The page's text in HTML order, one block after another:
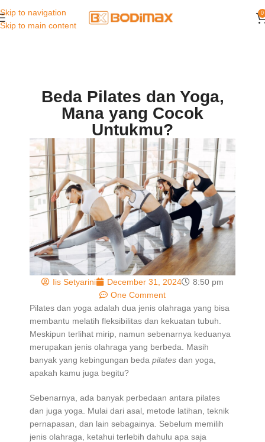
Skip to navigation
Skip to main content
0
Beda Pilates dan Yoga,
Mana yang Cocok
Untukmu?
Iis Setyarini December 31, 2024
8:50 pm
One Comment
Pilates dan yoga adalah dua jenis olahraga yang bisa
membantu melatih fleksibilitas dan kekuatan tubuh.
Meskipun terlihat mirip, namun sebenarnya keduanya
merupakan jenis olahraga yang berbeda. Masih
banyak yang kebingungan beda pilates dan yoga,
apakah kamu juga begitu?
Sebenarnya, ada banyak perbedaan antara pilates
dan juga yoga. Mulai dari asal, metode latihan, teknik
pernapasan, dan lain sebagainya. Sebelum memilih
jenis olahraga, ketahui terlebih dahulu apa saja